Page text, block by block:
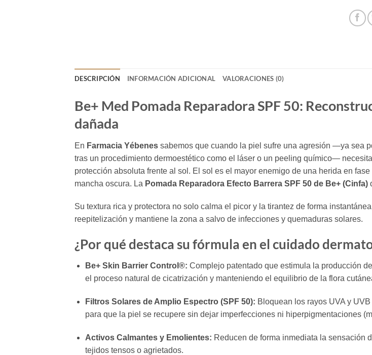
DESCRIPCIÓN INFORMACIÓN ADICIONAL VALORACIONES (0)
Be+ Med Pomada Reparadora SPF 50:
dañada
En Farmacia Yébenes sabemos que cuando la piel sufre una agresión —ya sea
tras un procedimiento dermoestético como el láser o un peeling químico—
protección absoluta frente al sol. El sol es el mayor enemigo de una herida en
mancha oscura. La Pomada Reparadora Efecto Barrera SPF 50 de Be+ (Cinfa)
Su textura rica y protectora no solo calma el picor y la tirantez de forma
reepitelización y mantiene la zona a salvo de infecciones y quemaduras solares.
¿Por qué destaca su fórmula en el cuidado
Be+ Skin Barrier Control®: Complejo patentado que estimula la producción
el proceso natural de cicatrización y manteniendo el equilibrio de la flora
Filtros Solares de Amplio Espectro (SPF 50): Bloquean los rayos UVA y
para que la piel se recupere sin dejar imperfecciones ni hiperpigmentaciones
Activos Calmantes y Emolientes: Reducen de forma inmediata la sensación
tejidos tensos o agrietados.